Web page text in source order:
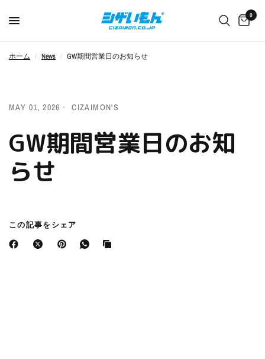
0
ホーム / News / GW期間営業日のお知らせ
MAY 01, 2026 CIZAIMON'S
GW期間営業日のお知
らせ
この記事をシェア